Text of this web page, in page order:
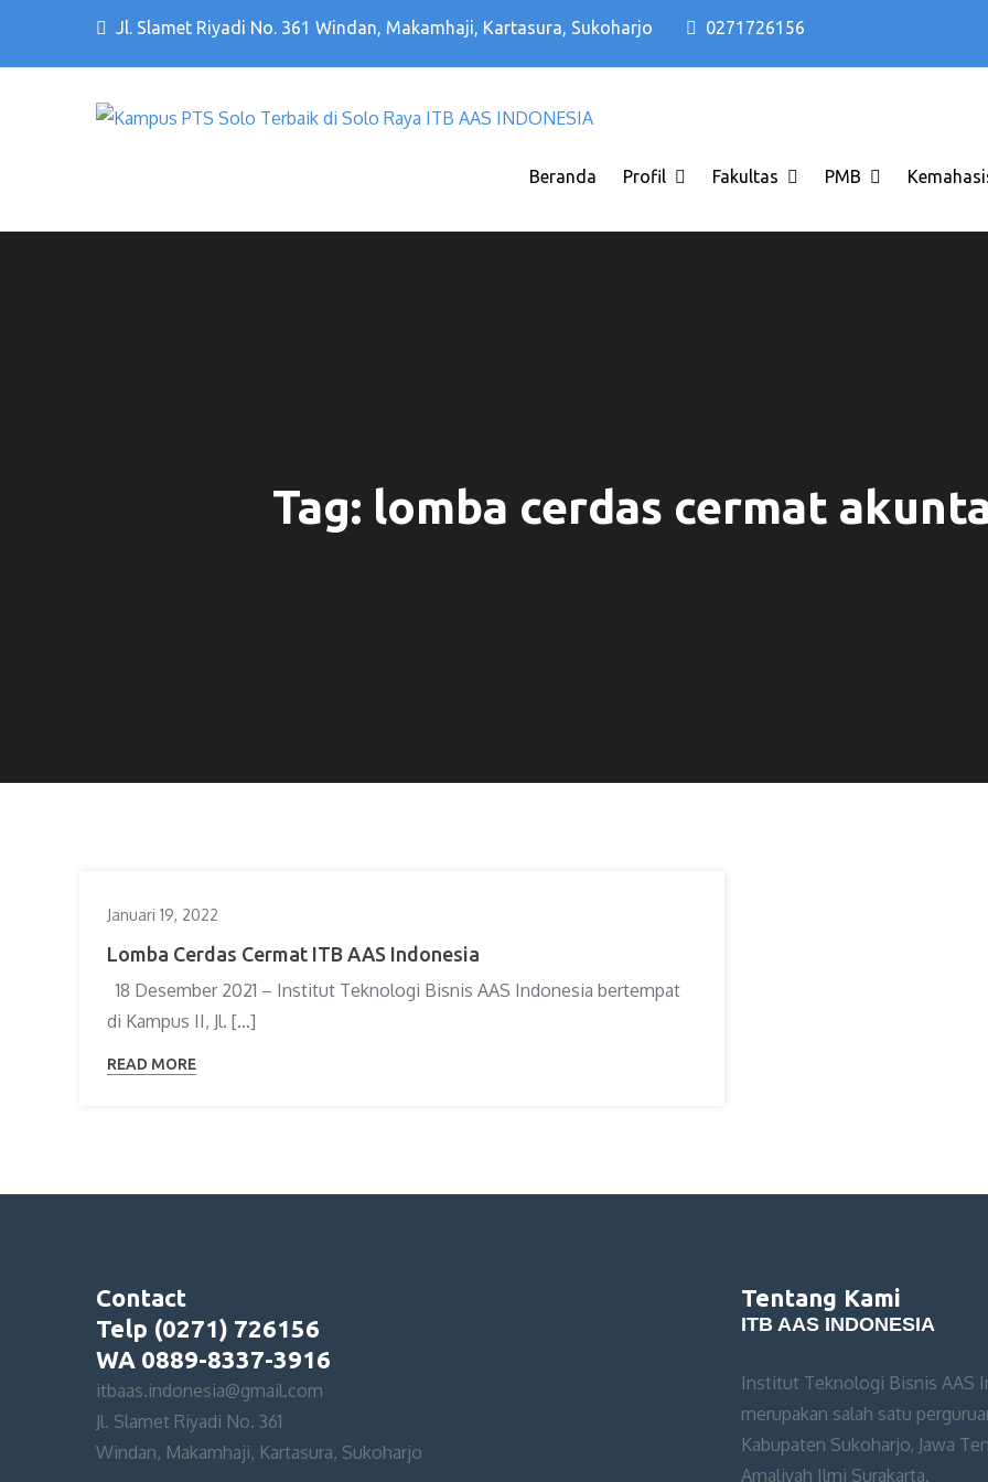
Jl. Slamet Riyadi No. 361 Windan, Makamhaji, Kartasura, Sukoharjo 0271726156
INDONESIA
Beranda Profil Fakultas PMB
Tag: lomba cerdas cermat
Januari 19, 2022
Lomba Cerdas Cermat ITB AAS Indonesia
18 Desember 2021 – Institut Teknologi Bisnis AAS Indonesia bertempat
di Kampus II, Jl. […]
READ MORE
Contact
Telp (0271) 726156
WA 0889-8337-3916
itbaas.indonesia@gmail.com
Jl. Slamet Riyadi No. 361
Windan, Makamhaji, Kartasura, Sukoharjo
Tentang Kami
ITB AAS INDONESIA
Institut Teknologi Bisnis AAS
merupakan salah satu
Kabupaten Sukoharjo, Jawa
Amaliyah Ilmi Surakarta.